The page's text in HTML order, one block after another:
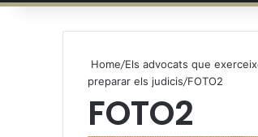
Home/Els advocats que
preparar els judicis/FOTO2
FOTO2